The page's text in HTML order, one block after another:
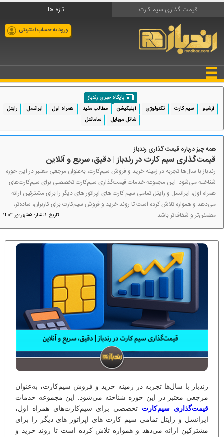
قیمت گذاری سیم کارت تازه ها
ورود به حساب اینترنتی
پایگاه خبری رندباز
آرشیو
سیم کارت تکنولوژی اپلیکیشن مطالب مفید همراه اول ایرانسل
رایتل
شاتل موبایل
سامانتل
همه چیز درباره قیمت گذاری رندباز
قیمت‌گذاری سیم کارت در رندباز | دقیق، سریع و آنلاین
رندباز با سال‌ها تجربه در زمینه خرید و فروش سیم‌کارت‌، به‌عنوان مرجعی معتبر در این حوزه
شناخته می‌شود. این مجموعه خدمات قیمت‌گذاری سیم‌کارت تخصصی برای سیم‌کارت‌های
همراه اول، ایرانسل و رایتل تمامی سیم کارت های اپراتور های دیگر را برای مشترکین ارائه
می‌دهد و همواره تلاش کرده است تا روند خرید و فروش سیم‌کارت برای کاربران، ساده‌تر،
مطمئن‌تر و شفاف‌تر باشد.
تاریخ انتشار: 5شهریور 1404
رندباز با سال‌ها تجربه در زمینه خرید و فروش سیم‌کارت‌، به‌عنوان
مرجعی معتبر در این حوزه شناخته می‌شود. این مجموعه خدمات
قیمت‌گذاری سیم‌کارت تخصصی برای سیم‌کارت‌های همراه اول،
ایرانسل و رایتل تمامی سیم کارت های اپراتور های دیگر را برای
مشترکین ارائه می‌دهد و همواره تلاش کرده است تا روند خرید و